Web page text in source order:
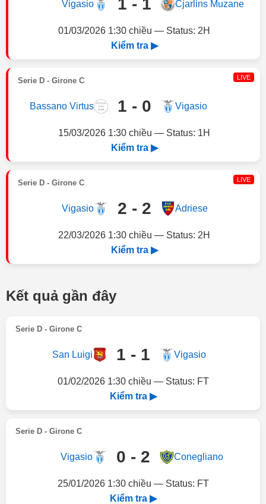
Vigasio 1 - 1 Cjarlins Muzane
01/03/2026 1:30 chiều — Status: 2H
Kiểm tra ▶
Serie D - Girone C LIVE
Bassano Virtus 1 - 0 Vigasio
15/03/2026 1:30 chiều — Status: 1H
Kiểm tra ▶
Serie D - Girone C LIVE
Vigasio 2 - 2 Adriese
22/03/2026 1:30 chiều — Status: 2H
Kiểm tra ▶
Kết quả gần đây
Serie D - Girone C
San Luigi 1 - 1 Vigasio
01/02/2026 1:30 chiều — Status: FT
Kiểm tra ▶
Serie D - Girone C
Vigasio 0 - 2 Conegliano
25/01/2026 1:30 chiều — Status: FT
Kiểm tra ▶